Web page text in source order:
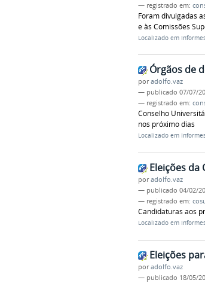
— registrado em:
Foram divulgadas
e às Comissões
Localizado em
Órgãos de
poradolfo.vaz
— publicado 07/07/
— registrado em:
Conselho
nos próximo dias
Localizado em
Eleições da
poradolfo.vaz
— publicado 04/02/
— registrado em:
Candidaturas aos
Localizado em
Eleições
poradolfo.vaz
— publicado 18/05/